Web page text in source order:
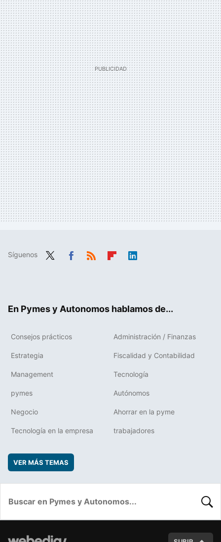
Síguenos
En Pymes y Autonomos hablamos de...
Consejos prácticos Administración / Finanzas
Estrategia Fiscalidad y Contabilidad
Management Tecnología
pymes Autónomos
Negocio Ahorrar en la pyme
Tecnología en la empresa trabajadores
VER MÁS TEMAS